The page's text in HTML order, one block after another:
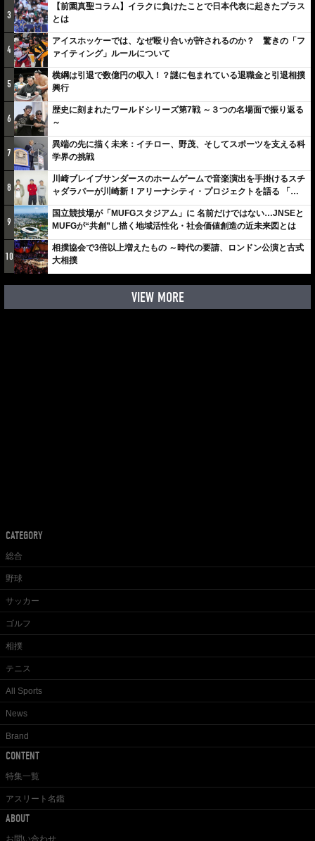
3
【前園真聖コラム】イラクに負けたことで日本代表に起きたプラス
とは
4
アイスホッケーでは、なぜ殴り合いが許されるのか？ 驚きの「フ
ァイティング」ルールについて
5
横綱は引退で数億円の収入！？謎に包まれている退職金と引退相撲
興行
6
歴史に刻まれたワールドシリーズ第7戦 ～３つの名場面で振り返る
～
7
異端の先に描く未来：イチロー、野茂、そしてスポーツを支える科
学界の挑戦
8
川崎ブレイブサンダースのホームゲームで音楽演出を手掛けるスチ
ャダラパーが川崎新！アリーナシティ・プロジェクトを語る 「楽
しみでしかないでしょ。川崎は、ずっと成長曲線だから」
9
国立競技場が「MUFGスタジアム」に 名前だけではない…JNSEと
MUFGが“共創”し描く地域活性化・社会価値創造の近未来図とは
10
相撲協会で3倍以上増えたもの ～時代の要請、ロンドン公演と古式
大相撲
VIEW MORE
CATEGORY
総合
野球
サッカー
ゴルフ
相撲
テニス
All Sports
News
Brand
CONTENT
特集一覧
アスリート名鑑
ABOUT
お問い合わせ